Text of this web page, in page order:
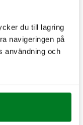
du till lagring
navigeringen på
användning och